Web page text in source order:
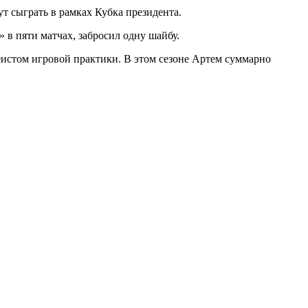
сыграть в рамках Кубка президента.
пяти матчах, забросил одну шайбу.
игровой практики. В этом сезоне Артем суммарно